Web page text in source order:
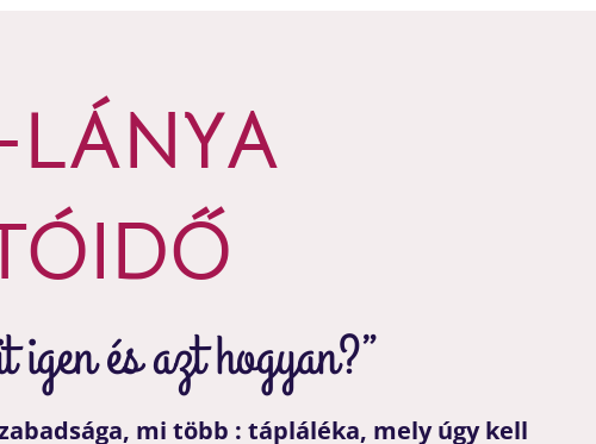
igen és azt hogyan?”
mi több : tápláléka, mely úgy kell